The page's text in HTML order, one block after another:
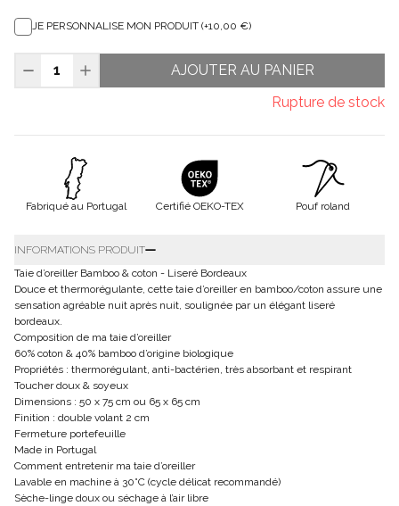
JE PERSONNALISE MON PRODUIT (+10,00 €)
AJOUTER AU PANIER
Rupture de stock
Fabriqué au Portugal Certifié OEKO-TEX Pouf roland
INFORMATIONS PRODUIT
Taie d’oreiller Bamboo & coton - Liseré Bordeaux
Douce et thermorégulante, cette taie d’oreiller en bamboo/coton assure une
sensation agréable nuit après nuit, soulignée par un élégant liseré
bordeaux.
Composition de ma taie d’oreiller
60% coton & 40% bamboo d’origine biologique
Propriétés : thermorégulant, anti-bactérien, très absorbant et respirant
Toucher doux & soyeux
Dimensions : 50 x 75 cm ou 65 x 65 cm
Finition : double volant 2 cm
Fermeture portefeuille
Made in Portugal
Comment entretenir ma taie d’oreiller
Lavable en machine à 30°C (cycle délicat recommandé)
Sèche-linge doux ou séchage à l’air libre